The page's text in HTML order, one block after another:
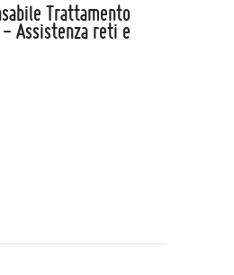
Trattamento
Assistenza reti e